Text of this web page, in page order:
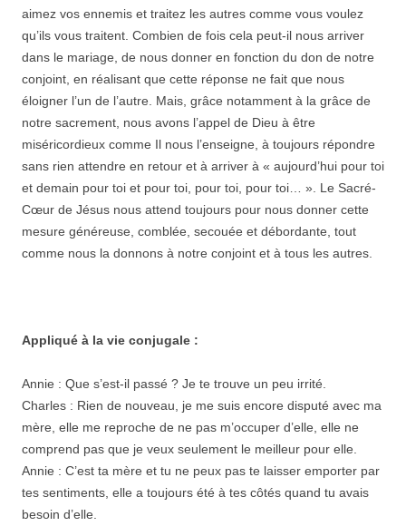
aimez vos ennemis et traitez les autres comme vous voulez
qu’ils vous traitent. Combien de fois cela peut-il nous arriver
dans le mariage, de nous donner en fonction du don de notre
conjoint, en réalisant que cette réponse ne fait que nous
éloigner l’un de l’autre. Mais, grâce notamment à la grâce de
notre sacrement, nous avons l’appel de Dieu à être
miséricordieux comme Il nous l’enseigne, à toujours répondre
sans rien attendre en retour et à arriver à « aujourd’hui pour toi
et demain pour toi et pour toi, pour toi, pour toi… ». Le Sacré-
Cœur de Jésus nous attend toujours pour nous donner cette
mesure généreuse, comblée, secouée et débordante, tout
comme nous la donnons à notre conjoint et à tous les autres.
Appliqué à la vie conjugale :
Annie : Que s’est-il passé ? Je te trouve un peu irrité.
Charles : Rien de nouveau, je me suis encore disputé avec ma
mère, elle me reproche de ne pas m’occuper d’elle, elle ne
comprend pas que je veux seulement le meilleur pour elle.
Annie : C’est ta mère et tu ne peux pas te laisser emporter par
tes sentiments, elle a toujours été à tes côtés quand tu avais
besoin d’elle.